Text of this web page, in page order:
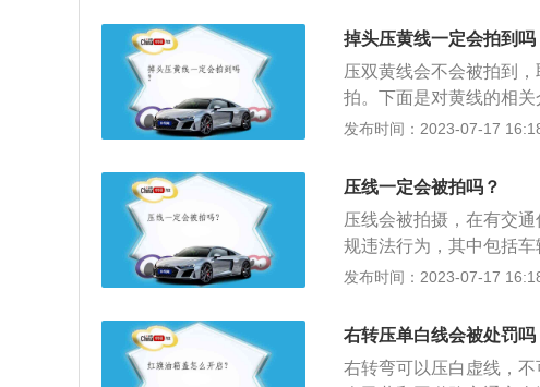
超过20%：处罚款，扣3
50%：处罚款，扣12分。
掉头压黄线一定会拍到吗
压双黄线会不会被拍到
拍。下面是对黄线的相
中心黄色单实线，代表
弯，虚线一侧准许车辆
实线，代表严格禁止车
两条以上行车道而设置
发布时间：2023-07-17
压线一定会被拍吗？
压线会被拍摄，在有交
规违法行为，其中包括
《道路交通安全法》实
隔对向车流，禁止双方
禁止车辆驶入或者跨越
线：通常出现在桥梁前
发布时间：2023-07-17
右转压单白线会被处罚吗
右转弯可以压白虚线，